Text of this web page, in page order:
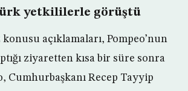
yetkililerle görüştü
konusu açıklamaları, Pompeo’nun
ziyaretten kısa bir süre sonra
Cumhurbaşkanı Recep Tayyip